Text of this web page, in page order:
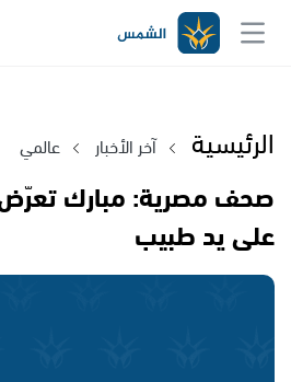
الرئيسية آخر الأخبار عالمي
صحف مصرية: مبارك تعرّض
على يد طبيب